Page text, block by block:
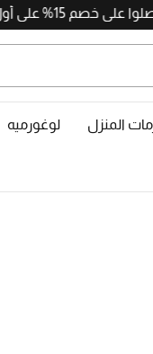
احصلوا على خصم 15% على أول طلبية من التطبيق مع رمز APP15. حملوا الآن من
المنزل لوغورميه